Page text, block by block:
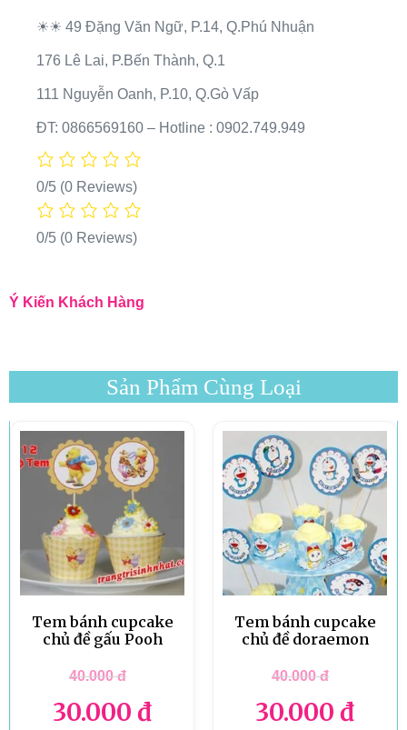
☀☀ 49 Đặng Văn Ngữ, P.14, Q.Phú Nhuận
176 Lê Lai, P.Bến Thành, Q.1
111 Nguyễn Oanh, P.10, Q.Gò Vấp
ĐT: 0866569160 – Hotline : 0902.749.949
0/5 (0 Reviews)
0/5 (0 Reviews)
Ý Kiến Khách Hàng
Sản Phẩm Cùng Loại
Tem bánh cupcake
chủ đề gấu Pooh
40.000đ
30.000 đ
Tem bánh cupcake
chủ đề doraemon
40.000đ
30.000 đ